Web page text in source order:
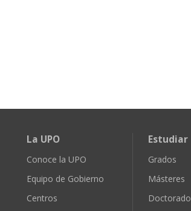
La UPO
Conoce la UPO
Equipo de Gobierno
Centros
Estudiar
Grados
Másteres
Doctorado